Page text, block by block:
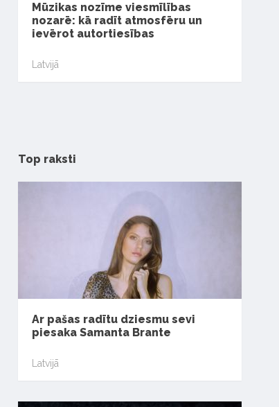
Mūzikas nozīme viesmīlības
nozarē: kā radīt atmosfēru un
ievērot autortiesības
Latvijā
Top raksti
Ar pašas radītu dziesmu sevi
piesaka Samanta Brante
Latvijā